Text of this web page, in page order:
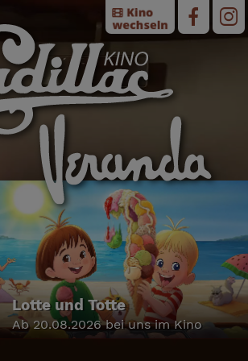
Lotte und Totte
Ab 20.08.2026 bei uns im Kino